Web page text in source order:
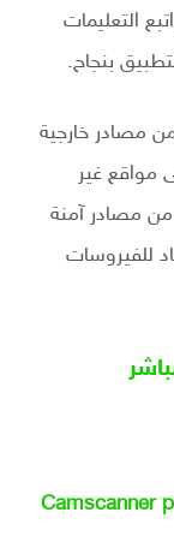
التعليمات
بنجاح.
مصادر خارجية
مواقع غير
من مصادر آمنة
للفيروسات